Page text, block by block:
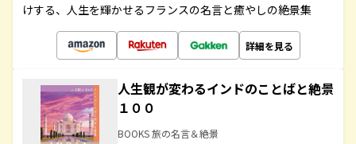
けする、人生を輝かせるフランスの名言と癒やしの絶景集
詳細を見る
人生観が変わるインドのことばと絶景
１００
BOOKS 旅の名言＆絶景